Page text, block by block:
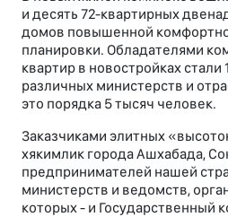
и десять 72-квартирных
домов повышенной
планировки. Обладателями
квартир в новостройках
различных министерств и
это порядка 5 тысяч человек.
Заказчиками элитных
хякимлик города Ашхабада,
предпринимателей нашей
министерств и ведомств,
которых - и Государственный